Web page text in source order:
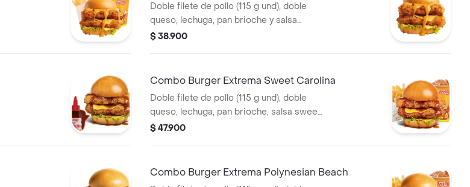
Doble filete de pollo (115 g und), doble
queso, lechuga, pan brioche y salsa
picante estilo Nashville
$ 38.900
Combo Burger Extrema Sweet Carolina
Doble filete de pollo (115 g und), doble
queso, lechuga, pan brioche, salsa sweet
Carolina,francesa mediana (60 g) y
$ 47.900
Combo Burger Extrema Polynesian Beach